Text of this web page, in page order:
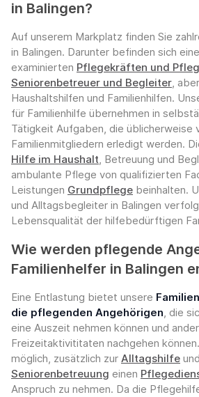
in Balingen?
Auf unserem Markplatz finden Sie
in Balingen. Darunter befinden sich
examinierten Pflegekräften und
Seniorenbetreuer und Begleiter,
Haushaltshilfen und Familienhilfen.
für Familienhilfe übernehmen in
Tätigkeit Aufgaben, die üblicherweise
Familienmitgliedern erledigt werden.
Hilfe im Haushalt, Betreuung und
ambulante Pflege von qualifizierten
Leistungen Grundpflege beinhalten.
und Alltagsbegleiter in Balingen
Lebensqualität der hilfebedürftigen
Wie werden pflegende
Familienhelfer in Balingen
Eine Entlastung bietet unsere
die pflegenden Angehörigen, die
eine Auszeit nehmen können und
Freizeitaktivititaten nachgehen
möglich, zusätzlich zur Alltagshilfe und
Seniorenbetreuung einen
Anspruch zu nehmen. Da die